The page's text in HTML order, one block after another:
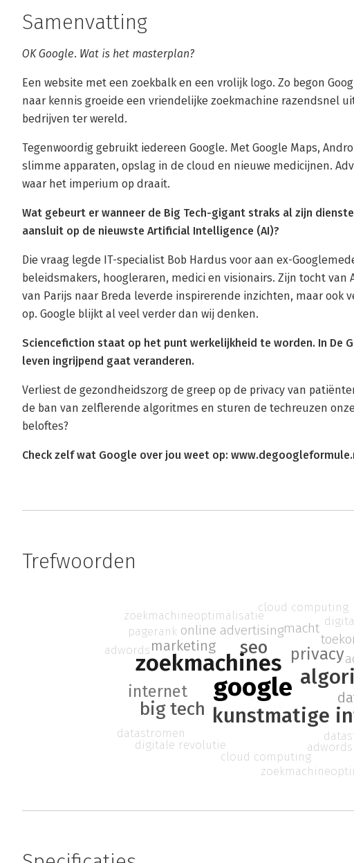
Samenvatting
OK Google. Wat is het masterplan?
Een website met een zoekbalk en een vrolijk logo. Zo begon
naar kennis groeide een vriendelijke zoekmachine razendsnel
bedrijven ter wereld.
Tegenwoordig gebruikt iedereen Google. Met Google Maps,
slimme apparaten, opslag in de cloud en nieuwe medicijnen.
waar het imperium op draait.
Wat gebeurt er wanneer de Big Tech-gigant straks al zijn
aansluit op de nieuwste Artificial Intelligence (AI)?
Die vraag legde IT-specialist Bob Hardus voor aan ex-
beleidsmakers, hoogleraren, medici en visionairs. Zijn tocht van
van Parijs naar Breda leverde inspirerende inzichten, maar ook
op. Google blijkt al veel verder dan wij denken.
Sciencefiction staat op het punt werkelijkheid te worden. In De
leven ingrijpend gaat veranderen.
Verliest de gezondheidszorg de greep op de privacy van
de ban van zelflerende algoritmes en sturen de techreuzen
beloftes?
Check zelf wat Google over jou weet op:
Trefwoorden
google
zoekmachines
kunstmatige
seo
big tech
privacy
internet
marketing
online advertisingmacht
adwords
cloud computing
digitale revolutie
zoekmachineoptimalisatie
datastromen
pagerank
adwords
cloud computing